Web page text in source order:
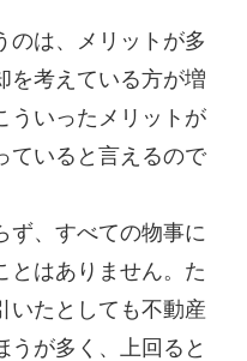
のは、メリットが多
を考えている方が増
ういったメリットが
ていると言えるので
ず、すべての物事に
とはありません。た
いたとしても不動産
うが多く、上回ると